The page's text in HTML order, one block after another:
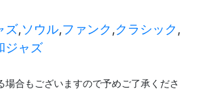
ズ,ソウル,ファンク ,クラシック ,
ジャズ
場合もございますので予めご了承くださ